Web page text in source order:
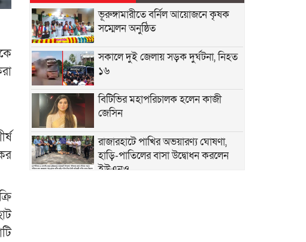
ভূরুঙ্গামারীতে বর্নিল আয়োজনে কৃষক
সম্মেলন অনুষ্ঠিত
সকালে দুই জেলায় সড়ক দুর্ঘটনা, নিহত
১৬
বিটিভির মহাপরিচালক হলেন কাজী
জেসিন
রাজারহাটে পাখির অভয়ারণ্য ঘোষণা,
হাড়ি-পাতিলের বাসা উদ্বোধন করলেন
ইউএনও